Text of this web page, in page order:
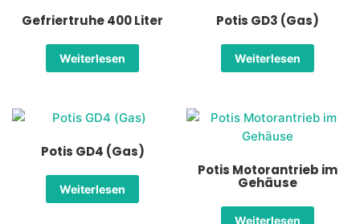
Gefriertruhe 400 Liter
Weiterlesen
Potis GD3 (Gas)
Weiterlesen
Potis GD4 (Gas)
Weiterlesen
Potis Motorantrieb im
Gehäuse
Weiterlesen